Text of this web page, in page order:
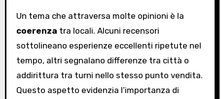
Un tema che attraversa molte opinioni è la
coerenza tra locali. Alcuni recensori
sottolineano esperienze eccellenti ripetute nel
tempo, altri segnalano differenze tra città o
addirittura tra turni nello stesso punto vendita.
Questo aspetto evidenzia l’importanza di